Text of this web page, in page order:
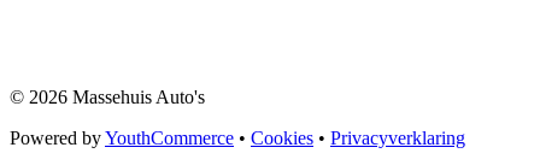
© 2026 Massehuis Auto's
Powered byYouthCommerce • Cookies • Privacyverklaring